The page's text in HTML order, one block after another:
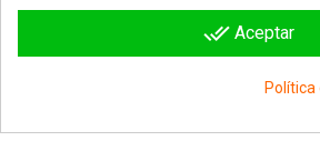
Información sobre la tienda
done_all Aceptar
Política